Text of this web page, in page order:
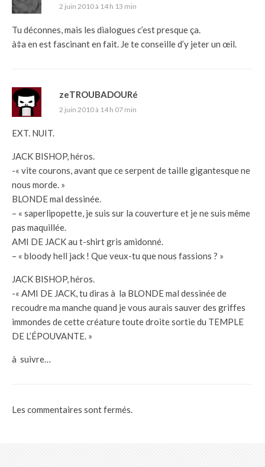
2 juin 2010 à 14 h 13 min
Tu déconnes, mais les dialogues c’est presque ça.
à‡a en est fascinant en fait. Je te conseille d’y jeter un œil.
zeTROUBADOURé
2 juin 2010 à 14 h 07 min
EXT. NUIT.
JACK BISHOP, héros.
-« vite courons, avant que ce serpent de taille gigantesque ne
nous morde. »
BLONDE mal dessinée.
– « saperlipopette, je suis sur la couverture et je ne suis même
pas maquillée.
AMI DE JACK au t-shirt gris amidonné.
– « bloody hell jack ! Que veux-tu que nous fassions ? »
JACK BISHOP, héros.
-« AMI DE JACK, tu diras à la BLONDE mal dessinée de
recoudre ma manche quand je vous aurais sauver des griffes
immondes de cette créature toute droite sortie du TEMPLE
DE L’ÉPOUVANTE. »
à suivre…
Les commentaires sont fermés.